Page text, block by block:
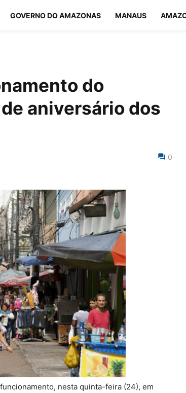
GOVERNO DO AMAZONAS MANAUS
do
aniversário dos
0
nesta quinta-feira (24), em